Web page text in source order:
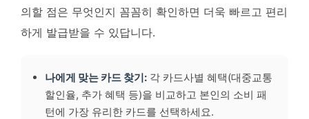
의할 점은 무엇인지 꼼꼼히 확인하면 더욱 빠르고 편리
하게 발급받을 수 있답니다.
나에게 맞는 카드 찾기: 각 카드사별 혜택(대중교통
할인율, 추가 혜택 등)을 비교하고 본인의 소비 패
턴에 가장 유리한 카드를 선택하세요.